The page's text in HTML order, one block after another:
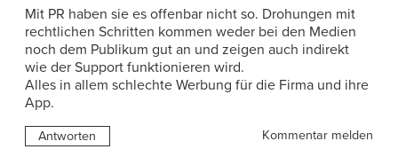
Mit PR haben sie es offenbar nicht so. Drohungen mit
rechtlichen Schritten kommen weder bei den Medien
noch dem Publikum gut an und zeigen auch indirekt
wie der Support funktionieren wird.
Alles in allem schlechte Werbung für die Firma und ihre
App.
Antworten Kommentar melden